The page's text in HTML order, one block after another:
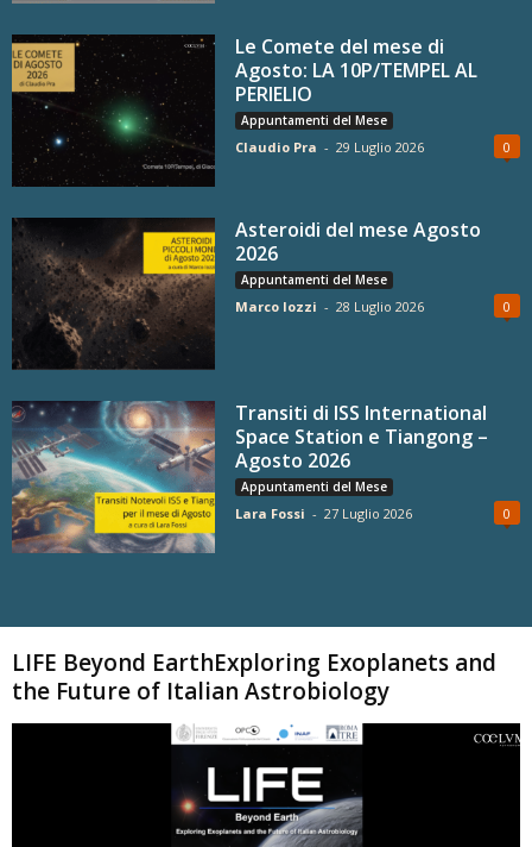
Le Comete del mese di
Agosto: LA 10P/TEMPEL AL
PERIELIO
Appuntamenti del Mese
Claudio Pra - 29 Luglio 2026 0
Asteroidi del mese Agosto
2026
Appuntamenti del Mese
Marco Iozzi - 28 Luglio 2026 0
Transiti di ISS International
Space Station e Tiangong –
Agosto 2026
Appuntamenti del Mese
Lara Fossi - 27 Luglio 2026 0
LIFE Beyond EarthExploring Exoplanets and
the Future of Italian Astrobiology